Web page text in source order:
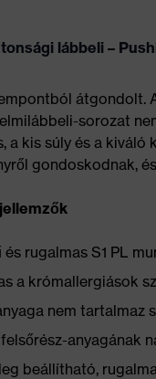
lábbeli –
átgondolt.
sorozat
a kis súly és a
gondoskodnak,
és rugalmas S1 PL
a krómallergiások
nem tartalmaz
anyagának
beállítható,